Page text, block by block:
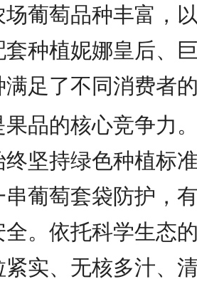
场葡萄品种丰富，
种植妮娜皇后、
足了不同消费者
果品的核心竞争力
坚持绿色种植标
串葡萄套袋防护，
。依托科学生态
紧实、无核多汁、